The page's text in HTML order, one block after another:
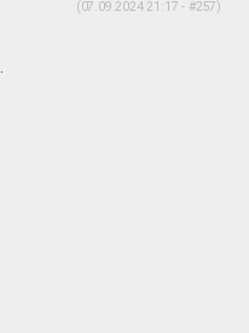
(07.09.2024 21:17 - #257)